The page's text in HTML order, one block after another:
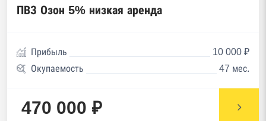
ПВЗ Озон 5% низкая аренда
Прибыль
10 000 ₽
Окупаемость
47 мес.
470 000 ₽